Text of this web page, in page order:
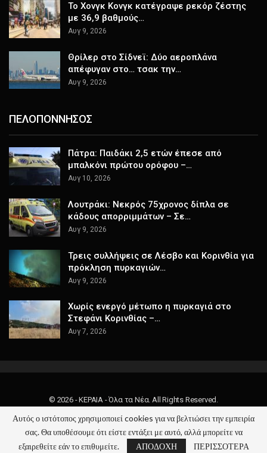
Το Χονγκ Κονγκ κατέγραψε ρεκόρ ζέστης
με 36,9 βαθμούς…
Αυγ 9, 2026
Θρίλερ στο Σίδνεϊ: Δύο αεροπλάνα
απέφυγαν στο… τσακ την…
Αυγ 9, 2026
ΠΕΛΟΠΟΝΝΗΣΟΣ
Πάτρα: Παιδάκι 2,5 ετών έπεσε από
μπαλκόνι πρώτου ορόφου –…
Αυγ 10, 2026
Λουτράκι: Νεκρός 75χρονος δίπλα σε
κάδους απορριμμάτων – Σε…
Αυγ 9, 2026
Τρεις συλλήψεις σε Λέσβο και Κορινθία για
πρόκληση πυρκαγιών…
Αυγ 9, 2026
Χωρίς ενεργό μέτωπο η πυρκαγιά στο
Στεφάνι Κορινθίας –…
Αυγ 7, 2026
© 2026 - ΚΕΡΑΙΑ - Όλα τα Νέα. All Rights Reserved.
Website Design:keraia.gr
Αυτός ο ιστότοπος χρησιμοποιεί cookies για να βελτιώσει την εμπειρία
σας. Θα υποθέσουμε ότι είστε εντάξει με αυτό, αλλά μπορείτε να
εξαιρεθείτε εάν το επιθυμείτε.
ΑΠΟΔΟΧΗ ΠΕΡΙΣΣΟΤΕΡΑ